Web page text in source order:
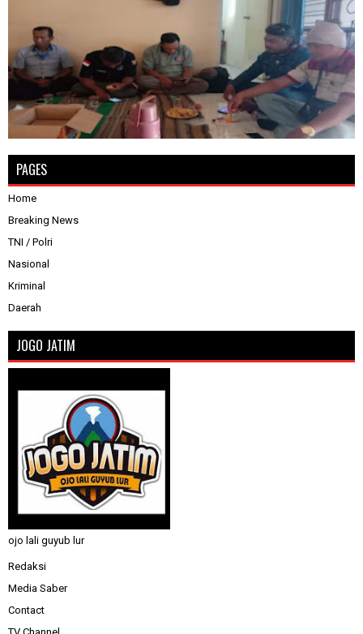
PAGES
Home
Breaking News
TNI / Polri
Nasional
Kriminal
Daerah
JOGO JATIM
ojo lali guyub lur
Redaksi
Media Saber
Contact